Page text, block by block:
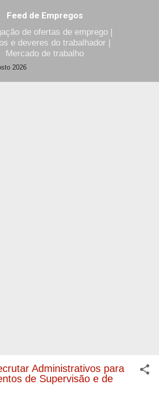
para o conteúdo principal
Feed de Empregos
de ofertas de emprego |
e deveres do trabalhador |
Mercado de trabalho
2026
Administrativos para
de Supervisão e de